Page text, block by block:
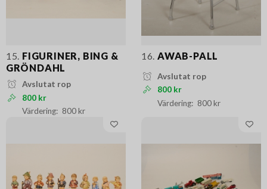
15. FIGURINER, BING &
GRÖNDAHL
Avslutat rop
800 kr
800 kr
16. AWAB-PALL
Avslutat rop
800 kr
800 kr